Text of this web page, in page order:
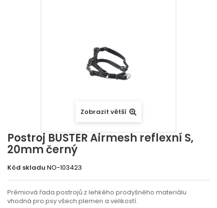
Zobrazit větší
Postroj BUSTER Airmesh reflexní S,
20mm černý
Kód skladu NO-103423
Prémiová řada postrojů z lehkého prodyšného materiálu
vhodná pro psy všech plemen a velikostí.